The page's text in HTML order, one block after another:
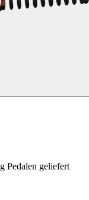
Pedalen geliefert